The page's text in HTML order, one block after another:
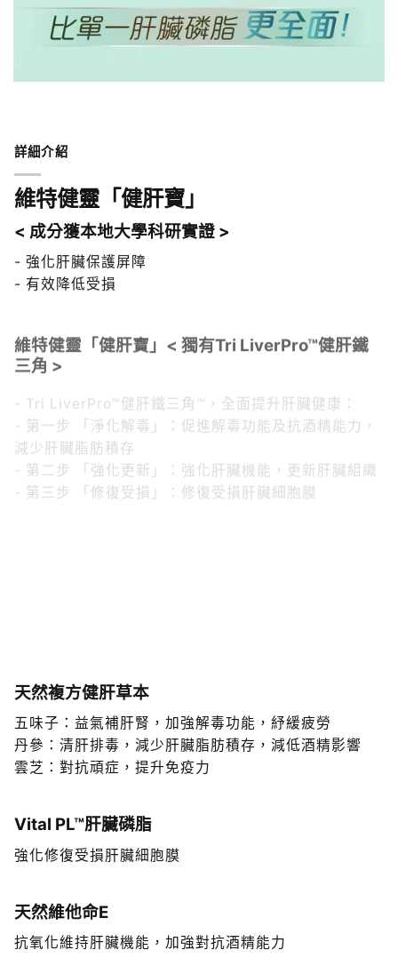
詳細介紹
維特健靈「健肝寶」
< 成分獲本地大學科研實證 >
- 強化肝臟保護屏障
- 有效降低受損
維特健靈「健肝寶」< 獨有Tri LiverPro™健肝鐵
三角 >
- Tri LiverPro™健肝鐵三角™，全面提升肝臟健康：
- 第一步 「淨化解毒」：促進解毒功能及抗酒精能力，
減少肝臟脂肪積存
- 第二步 「強化更新」：強化肝臟機能，更新肝臟組織
- 第三步 「修復受損」：修復受損肝臟細胞膜
天然複方健肝草本
五味子：益氣補肝腎，加強解毒功能，紓緩疲勞
丹參：清肝排毒，減少肝臟脂肪積存，減低酒精影響
雲芝：對抗頑症，提升免疫力
Vital PL™肝臟磷脂
強化修復受損肝臟細胞膜
天然維他命E
抗氧化維持肝臟機能，加強對抗酒精能力